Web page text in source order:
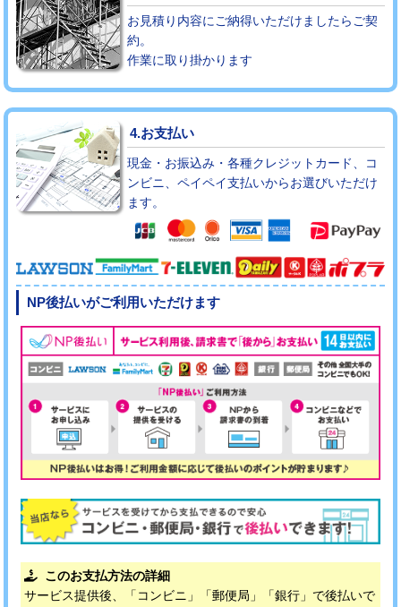
お見積り内容にご納得いただけましたらご契
約。
作業に取り掛かります
4.お支払い
現金・お振込み・各種クレジットカード、コ
ンビニ、ペイペイ支払いからお選びいただけ
ます。
NP後払いがご利用いただけます
このお支払方法の詳細
サービス提供後、「コンビニ」「郵便局」「銀行」で後払いで